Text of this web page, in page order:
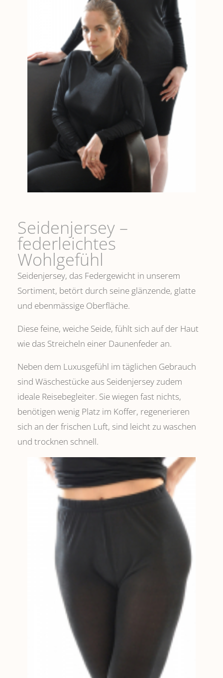
Seidenjersey –
federleichtes
Wohlgefühl
Seidenjersey, das Federgewicht in unserem
Sortiment, betört durch seine glänzende, glatte
und ebenmässige Oberfläche.
Diese feine, weiche Seide, fühlt sich auf der Haut
wie das Streicheln einer Daunenfeder an.
Neben dem Luxusgefühl im täglichen Gebrauch
sind Wäschestücke aus Seidenjersey zudem
ideale Reisebegleiter. Sie wiegen fast nichts,
benötigen wenig Platz im Koffer, regenerieren
sich an der frischen Luft, sind leicht zu waschen
und trocknen schnell.